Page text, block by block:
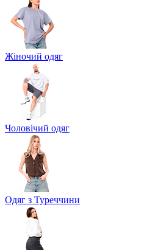
Жіночий одяг
Чоловічий одяг
Одяг з Туреччини